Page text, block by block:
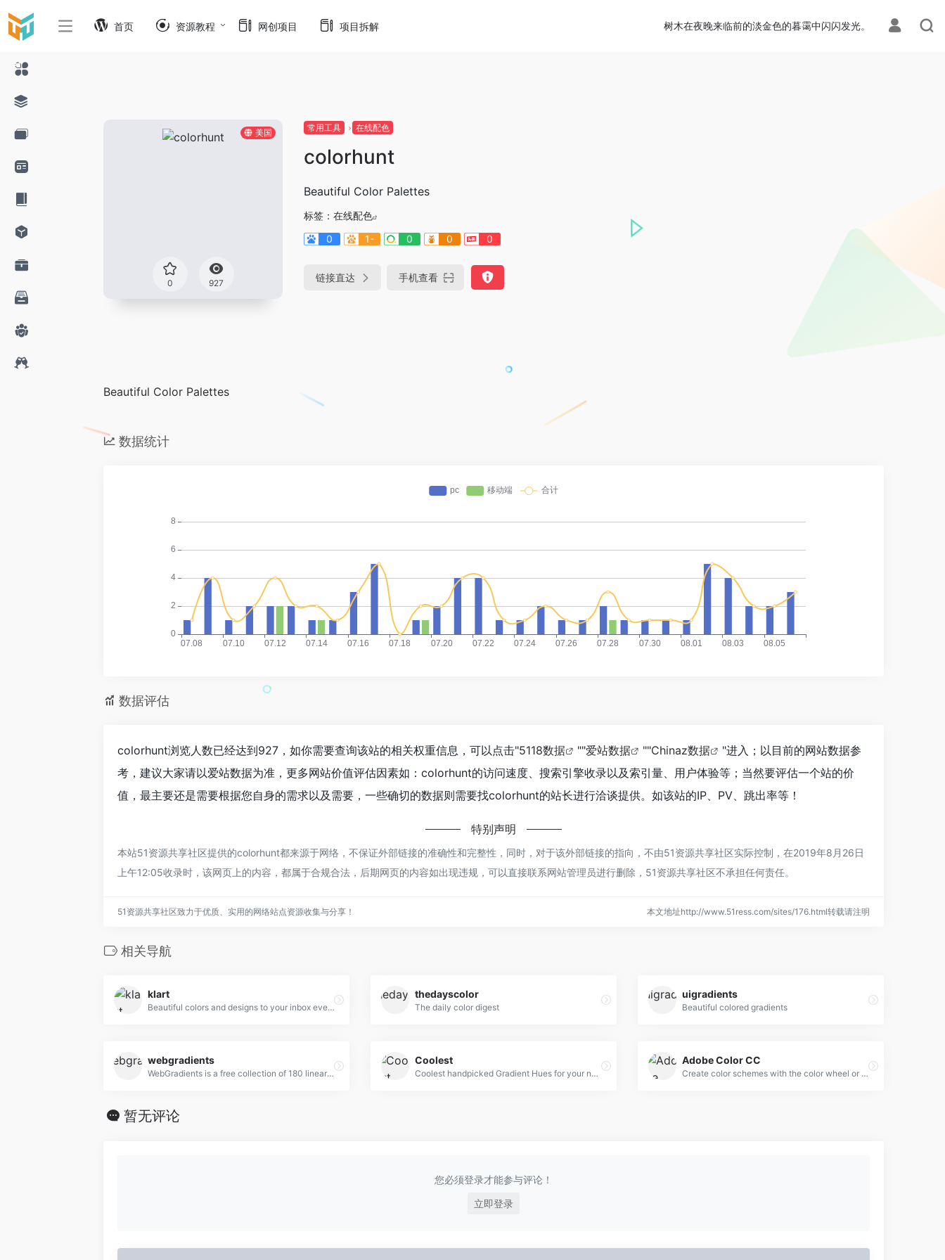
首页 资源教程 网创项目 项目拆解 树木在夜晚来临前的淡金色的暮霭中闪闪发光。
美国
0 927
常用工具 在线配色
colorhunt
Beautiful Color Palettes
标签： 在线配色
0
1- 0 0 0
链接直达 手机查看
Beautiful Color Palettes
数据统计
数据评估
colorhunt浏览人数已经达到927，如你需要查询该站的相关权重信息，可以点击"5118数据 ""爱站数据 ""Chinaz数据
"进入；以目前的网站数据参
考，建议大家请以爱站数据为准，更多网站价值评估因素如：colorhunt的访问速度、搜索引擎收录以及索引量、用户体验等；当然要评估一个站的价
值，最主要还是需要根据您自身的需求以及需要，一些确切的数据则需要找colorhunt的站长进行洽谈提供。如该站的IP、PV、跳出率等！
特别声明
本站51资源共享社区提供的colorhunt都来源于网络，不保证外部链接的准确性和完整性，同时，对于该外部链接的指向，不由51资源共享社区实际控制，在2019年8月26日
上午12:05收录时，该网页上的内容，都属于合规合法，后期网页的内容如出现违规，可以直接联系网站管理员进行删除，51资源共享社区不承担任何责任。
51资源共享社区致力于优质、实用的网络站点资源收集与分享！ 本文地址http://www.51ress.com/sites/176.html转载请注明
相关导航
klart
Beautiful colors and designs to your inbox every week
thedayscolor
The daily color digest
uigradients
Beautiful colored gradients
webgradients
WebGradients is a free collection of 180 linear gradients that you can use as content backdrops in any part of your website.
Coolest
Coolest handpicked Gradient Hues for your next super ⚡ amazing stuff
Adobe Color CC
Create color schemes with the color wheel or browse thousands of color combinations from the Color community.
暂无评论
您必须登录才能参与评论！
立即登录